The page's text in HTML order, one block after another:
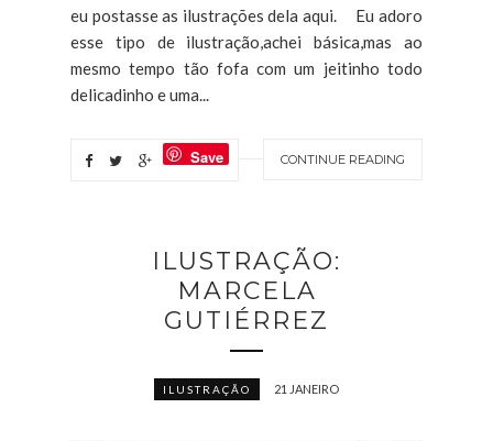
eu postasse as ilustrações dela aqui. Eu adoro
esse tipo de ilustração,achei básica,mas ao
mesmo tempo tão fofa com um jeitinho todo
delicadinho e uma...
CONTINUE READING
Save
ILUSTRAÇÃO:
MARCELA
GUTIÉRREZ
ILUSTRAÇÃO 21 JANEIRO